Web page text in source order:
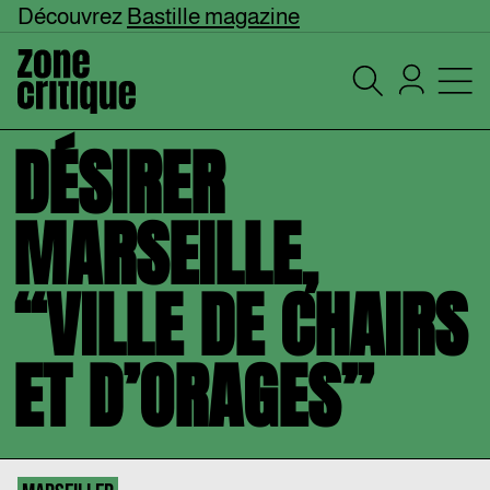
Découvrez Bastille magazine
DÉSIRER
MARSEILLE,
“VILLE DE CHAIRS
ET D’ORAGES”